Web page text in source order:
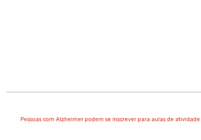
Pessoas com Alzheimer podem se inscrever para aulas de